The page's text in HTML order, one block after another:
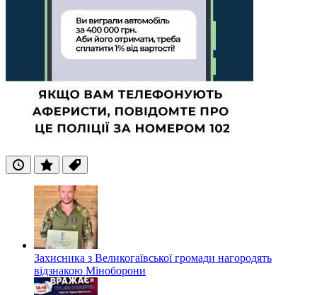
ОстанніПопулярні
Теги
Захисника з Великогаївської громади нагородять
відзнакою Міноборони